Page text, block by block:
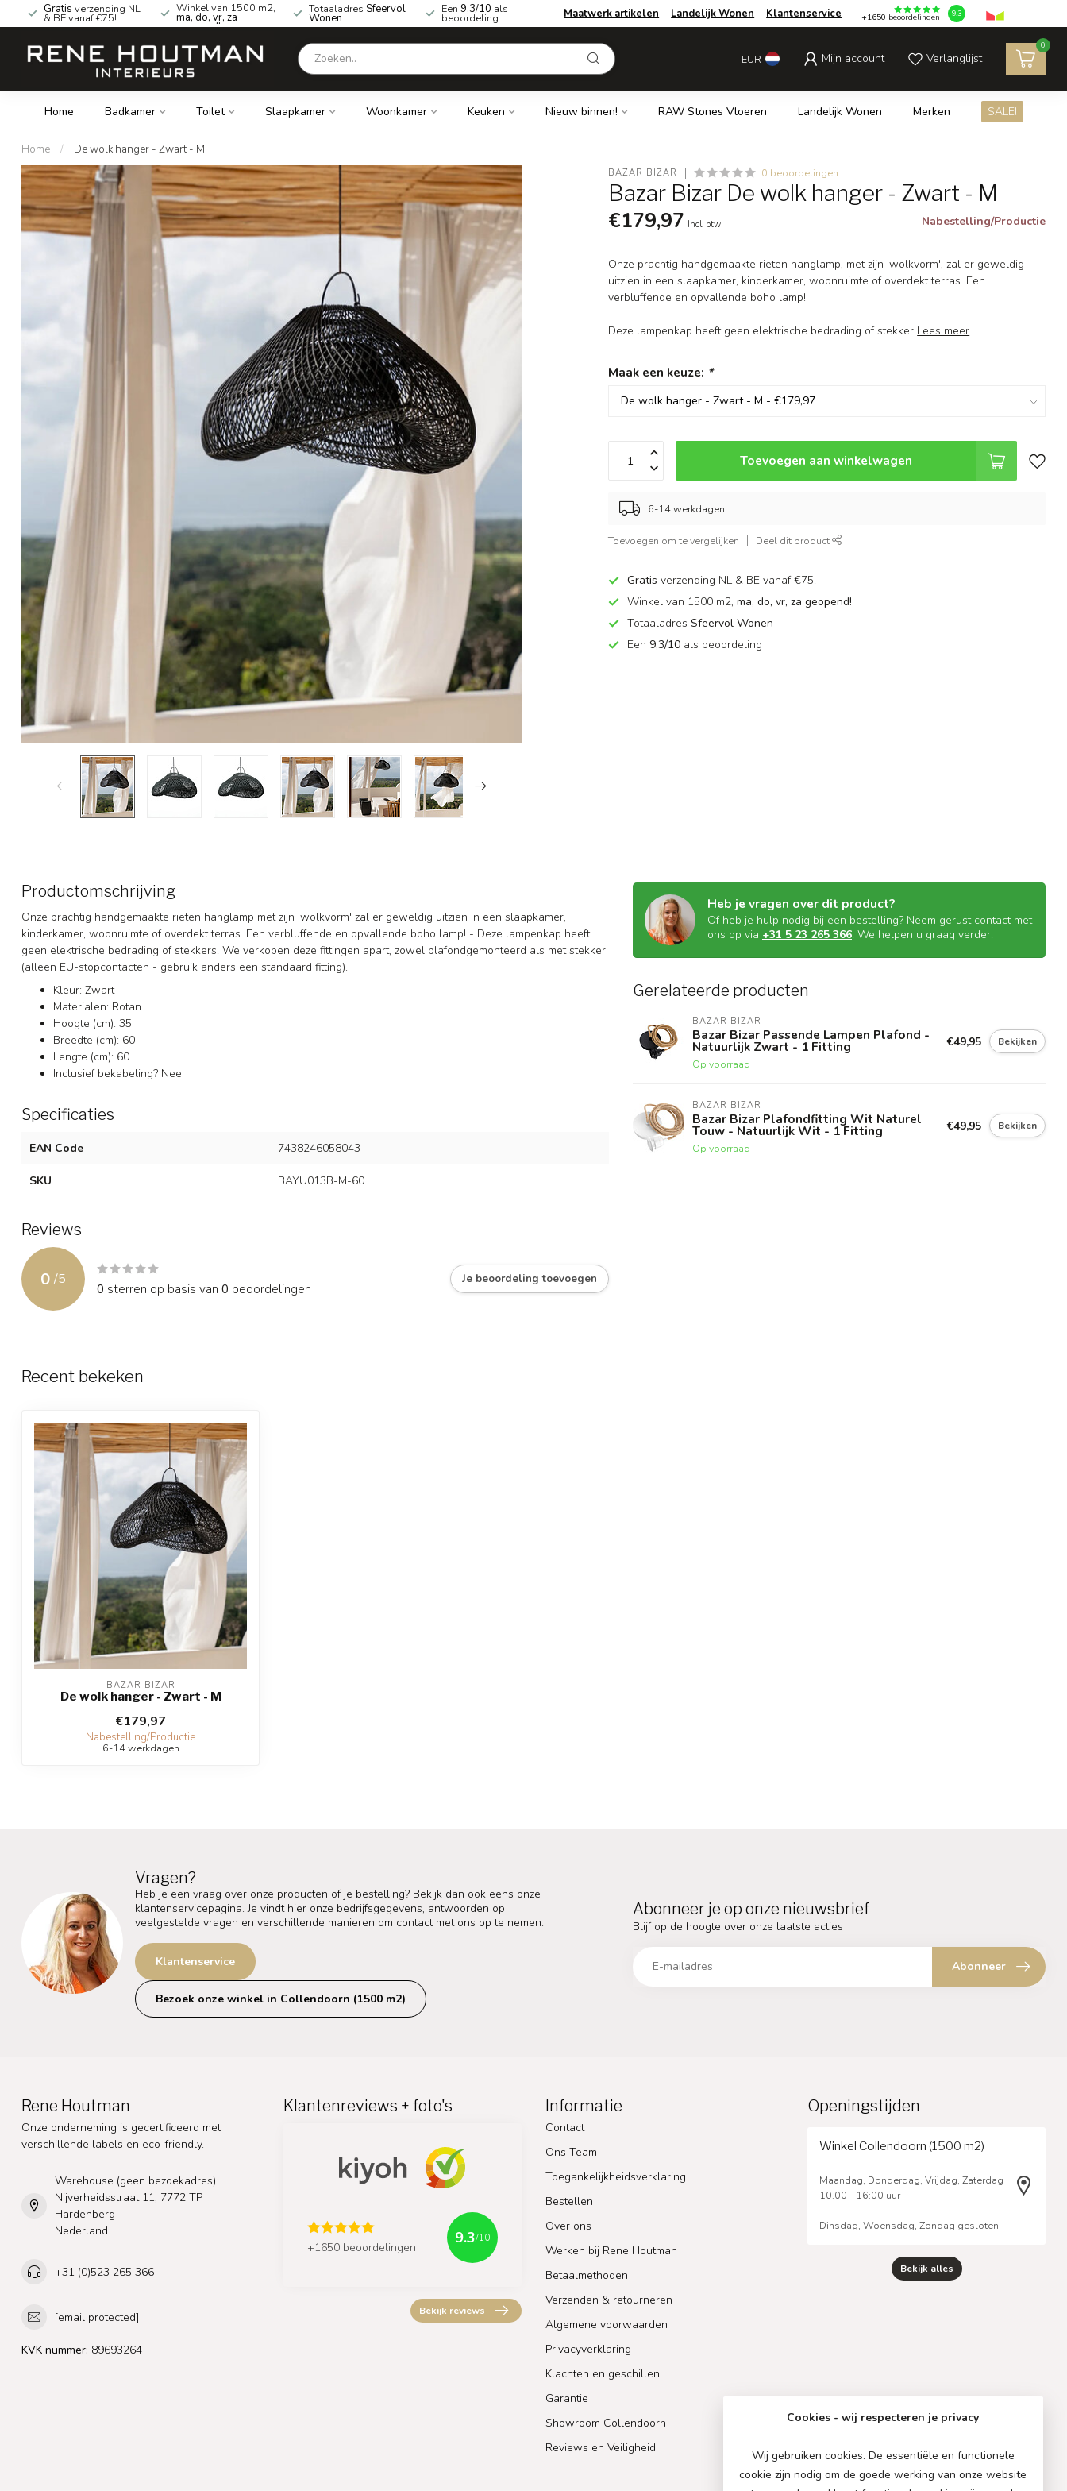
Gratis verzending NL
& BE vanaf €75!
Winkel van 1500 m2,
ma, do, vr, za
geopend!
Totaaladres Sfeervol
Wonen
Een 9,3/10 als
beoordeling Maatwerk artikelen Landelijk Wonen Klantenservice +1650 beoordelingen 9.3
EUR Mijn account Verlanglijst
0
Home Badkamer Toilet Slaapkamer Woonkamer Keuken Nieuw binnen! RAW Stones Vloeren Landelijk Wonen Merken SALE!
Home / De wolk hanger - Zwart - M
BAZAR BIZAR 0 beoordelingen
Bazar Bizar De wolk hanger - Zwart - M
€179,97 Incl. btw Nabestelling/Productie
Onze prachtig handgemaakte rieten hanglamp, met zijn 'wolkvorm', zal er geweldig
uitzien in een slaapkamer, kinderkamer, woonruimte of overdekt terras. Een
verbluffende en opvallende boho lamp!
Deze lampenkap heeft geen elektrische bedrading of stekker Lees meer.
Maak een keuze: *
Toevoegen aan winkelwagen
6-14 werkdagen
Toevoegen om te vergelijken Deel dit product
Gratisverzending NL & BE vanaf €75!
Winkel van 1500 m2,ma, do, vr, za geopend!
TotaaladresSfeervol Wonen
Een 9,3/10 als beoordeling
Productomschrijving
Onze prachtig handgemaakte rieten hanglamp met zijn 'wolkvorm' zal er geweldig uitzien in een slaapkamer,
kinderkamer, woonruimte of overdekt terras. Een verbluffende en opvallende boho lamp! - Deze lampenkap heeft
geen elektrische bedrading of stekkers. We verkopen deze fittingen apart, zowel plafondgemonteerd als met stekker
(alleen EU-stopcontacten - gebruik anders een standaard fitting).
Kleur: Zwart
Materialen: Rotan
Hoogte (cm): 35
Breedte (cm): 60
Lengte (cm): 60
Inclusief bekabeling? Nee
Specificaties
EAN Code 7438246058043
SKU BAYU013B-M-60
Reviews
0 /5
0 sterren op basis van 0 beoordelingen
Je beoordeling toevoegen
Heb je vragen over dit product?
Of heb je hulp nodig bij een bestelling? Neem gerust contact met
ons op via +31 5 23 265 366. We helpen u graag verder!
Gerelateerde producten
BAZAR BIZAR
Bazar Bizar Passende Lampen Plafond -
Natuurlijk Zwart - 1 Fitting
Op voorraad
€49,95 Bekijken
BAZAR BIZAR
Bazar Bizar Plafondfitting Wit Naturel
Touw - Natuurlijk Wit - 1 Fitting
Op voorraad
€49,95 Bekijken
Recent bekeken
BAZAR BIZAR
De wolk hanger - Zwart - M
€179,97
Nabestelling/Productie
6-14 werkdagen
Vragen?
Heb je een vraag over onze producten of je bestelling? Bekijk dan ook eens onze
klantenservicepagina. Je vindt hier onze bedrijfsgegevens, antwoorden op
veelgestelde vragen en verschillende manieren om contact met ons op te nemen.
Klantenservice
Bezoek onze winkel in Collendoorn (1500 m2)
Abonneer je op onze nieuwsbrief
Blijf op de hoogte over onze laatste acties
Abonneer
Rene Houtman
Onze onderneming is gecertificeerd met
verschillende labels en eco-friendly.
Warehouse (geen bezoekadres)
Nijverheidsstraat 11, 7772 TP
Hardenberg
Nederland
+31 (0)523 265 366
[email protected]
KVK nummer: 89693264
Klantenreviews + foto's
+1650 beoordelingen
9.3/10
Bekijk reviews
Informatie
Contact
Ons Team
Toegankelijkheidsverklaring
Bestellen
Over ons
Werken bij Rene Houtman
Betaalmethoden
Verzenden & retourneren
Algemene voorwaarden
Privacyverklaring
Klachten en geschillen
Garantie
Showroom Collendoorn
Reviews en Veiligheid
Openingstijden
Winkel Collendoorn (1500 m2)
Maandag, Donderdag, Vrijdag, Zaterdag
10.00 - 16:00 uur
Dinsdag, Woensdag, Zondag gesloten
Bekijk alles
Cookies - wij respecteren je privacy
Wij gebruiken cookies. De essentiële en functionele
cookie zijn nodig om de goede werking van onze website